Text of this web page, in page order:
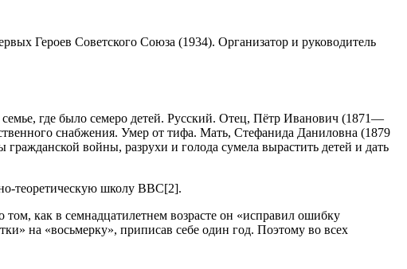
Героев Советского Союза (1934). Организатор и руководитель
где было семеро детей. Русский. Отец, Пётр Иванович (1871—
снабжения. Умер от тифа. Мать, Стефанида Даниловна (1879
войны, разрухи и голода сумела вырастить детей и дать
теоретическую школу ВВС[2].
как в семнадцатилетнем возрасте он «исправил ошибку
на «восьмерку», приписав себе один год. Поэтому во всех